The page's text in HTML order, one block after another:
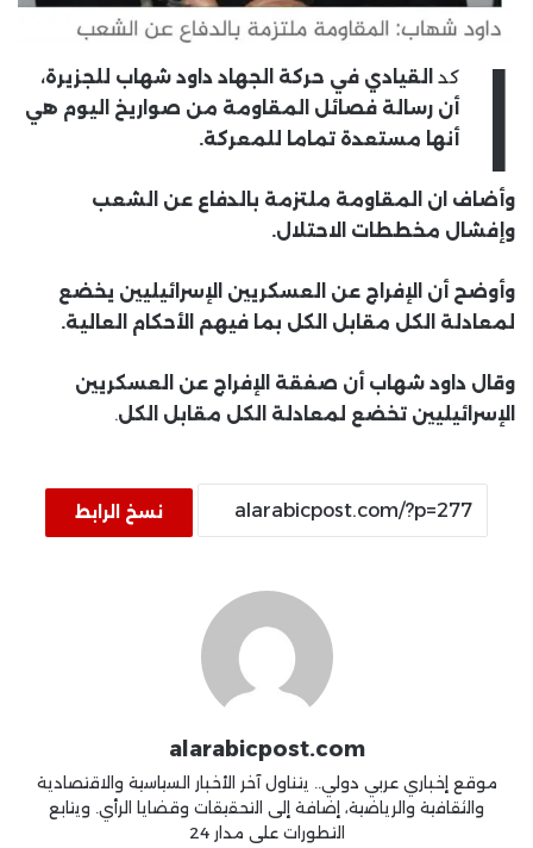
كد القيادي في حركة الجهاد داود شهاب للجزيرة،
أن رسالة فصائل المقاومة من صواريخ اليوم هي
أنها مستعدة تماما للمعركة.
وأضاف ان المقاومة ملتزمة بالدفاع عن الشعب
وإفشال مخططات الاحتلال.
وأوضح أن الإفراج عن العسكريين الإسرائيليين يخضع
لمعادلة الكل مقابل الكل بما فيهم الأحكام العالية.
وقال داود شهاب أن صفقة الإفراج عن العسكريين
الإسرائيليين تخضع لمعادلة الكل مقابل الكل.
نسخ الرابط
alarabicpost.com
موقع إخباري عربي دولي.. يتناول آخر الأخبار السياسية والاقتصادية
والثقافية والرياضية، إضافة إلى التحقيقات وقضايا الرأي. ويتابع
التطورات على مدار 24